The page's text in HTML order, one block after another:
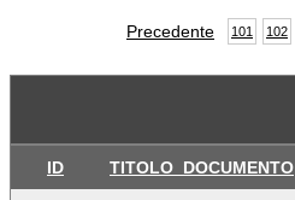
Precedente 101 102
ID TITOLO_DOCUMENTO